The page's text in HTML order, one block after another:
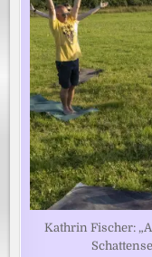
Kathrin Fischer: